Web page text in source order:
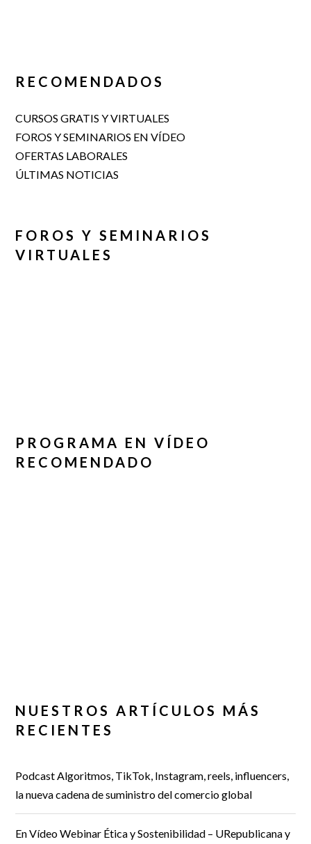
RECOMENDADOS
CURSOS GRATIS Y VIRTUALES
FOROS Y SEMINARIOS EN VÍDEO
OFERTAS LABORALES
ÚLTIMAS NOTICIAS
FOROS Y SEMINARIOS
VIRTUALES
PROGRAMA EN VÍDEO
RECOMENDADO
NUESTROS ARTÍCULOS MÁS
RECIENTES
Podcast Algoritmos, TikTok, Instagram, reels, influencers,
la nueva cadena de suministro del comercio global
En Vídeo Webinar Ética y Sostenibilidad – URepublicana y